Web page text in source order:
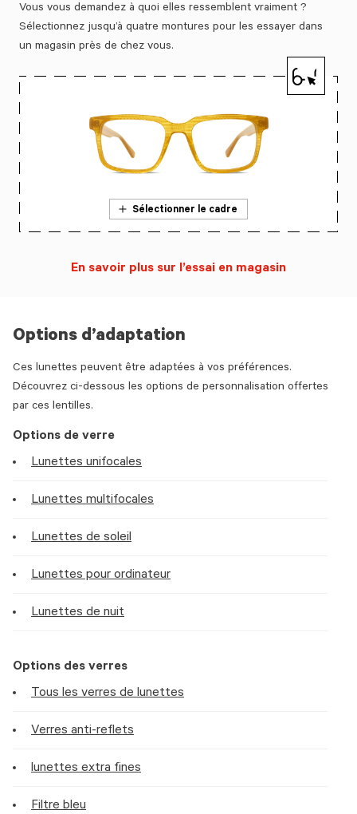
Options d’adaptation
Ces lunettes peuvent être adaptées à vos préférences.
Découvrez ci-dessous les options de personnalisation offertes
par ces lentilles.
Options de verre
Lunettes unifocales
Lunettes multifocales
Lunettes de soleil
Lunettes pour ordinateur
Lunettes de nuit
Options des verres
Tous les verres de lunettes
Verres anti-reflets
lunettes extra fines
Filtre bleu
Vous vous demandez à quoi elles ressemblent vraiment ?
Sélectionnez jusqu’à quatre montures pour les essayer dans
un magasin près de chez vous.
Sélectionner le cadre
En savoir plus sur l’essai en magasin